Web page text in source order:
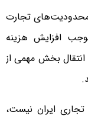
تجارت
افزایش هزینه
انتقال بخش مهمی از
ایران نیست،